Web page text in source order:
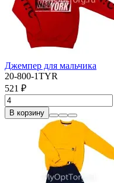
Джемпер для мальчика
20-800-1TYR
521 ₽
В корзину